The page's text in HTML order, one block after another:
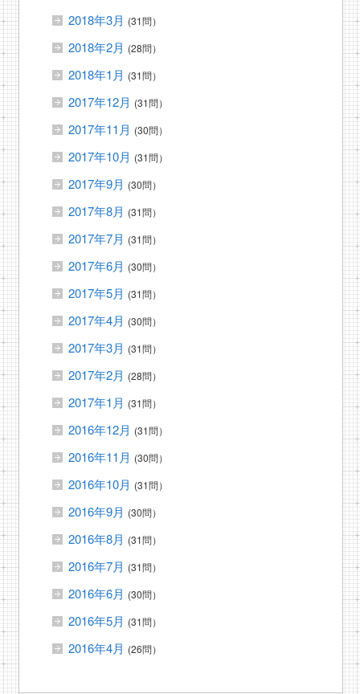
2018年3月 (31問）
2018年2月 (28問）
2018年1月 (31問）
2017年12月 (31問）
2017年11月 (30問）
2017年10月 (31問）
2017年9月 (30問）
2017年8月 (31問）
2017年7月 (31問）
2017年6月 (30問）
2017年5月 (31問）
2017年4月 (30問）
2017年3月 (31問）
2017年2月 (28問）
2017年1月 (31問）
2016年12月 (31問）
2016年11月 (30問）
2016年10月 (31問）
2016年9月 (30問）
2016年8月 (31問）
2016年7月 (31問）
2016年6月 (30問）
2016年5月 (31問）
2016年4月 (26問）